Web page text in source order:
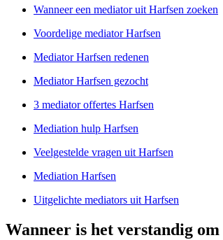
Wanneer een mediator uit Harfsen zoeken
Voordelige mediator Harfsen
Mediator Harfsen redenen
Mediator Harfsen gezocht
3 mediator offertes Harfsen
Mediation hulp Harfsen
Veelgestelde vragen uit Harfsen
Mediation Harfsen
Uitgelichte mediators uit Harfsen
Wanneer is het verstandig